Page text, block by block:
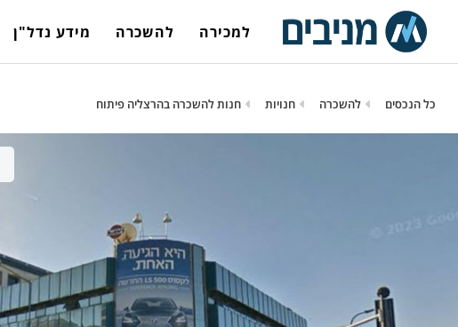
למכירה להשכרה מידע נדל"ן
כל הנכסים להשכרה חנויות חנות להשכרה בהרצליה פיתוח